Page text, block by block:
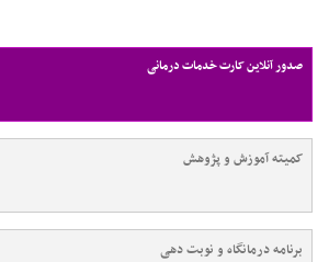
صدور آنلاین کارت خدمات درمانی
کمیته آموزش و پژوهش
برنامه درمانگاه و نوبت دهی